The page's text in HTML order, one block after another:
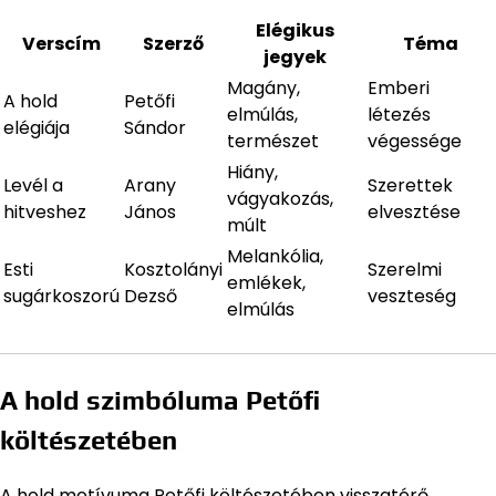
Verscím Szerző
Elégikus
jegyek
Téma
A hold
elégiája
Petőfi
Sándor
Magány,
elmúlás,
természet
Emberi
létezés
végessége
Levél a
hitveshez
Arany
János
Hiány,
vágyakozás,
múlt
Szerettek
elvesztése
Esti
sugárkoszorú
Kosztolányi
Dezső
Melankólia,
emlékek,
elmúlás
Szerelmi
veszteség
A hold szimbóluma Petőfi
költészetében